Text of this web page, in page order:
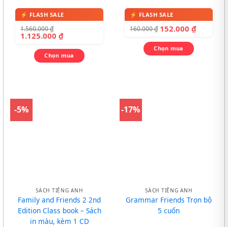
1.560.000₫
1.125.000 ₫
Chọn mua
160.000₫ 152.000 ₫
Chọn mua
-5%
SÁCH TIẾNG ANH
Family and Friends 2 2nd
Edition Class book – Sách
in màu, kèm 1 CD
-17%
SÁCH TIẾNG ANH
Grammar Friends Trọn bộ
5 cuốn